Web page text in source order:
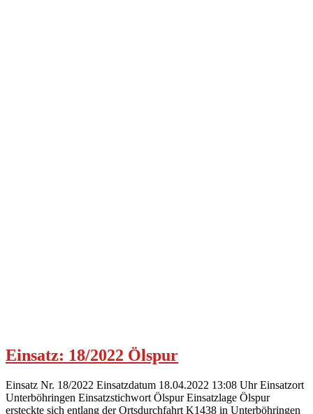
Einsatz: 18/2022 Ölspur
Einsatz Nr. 18/2022 Einsatzdatum 18.04.2022 13:08 Uhr Einsatzort
Unterböhringen Einsatzstichwort Ölspur Einsatzlage Ölspur
ersteckte sich entlang der Ortsdurchfahrt K1438 in Unterböhringen